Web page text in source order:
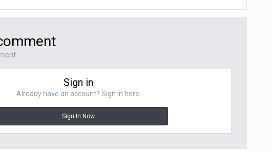
Sign in
Already have an account? Sign in here.
Sign In Now